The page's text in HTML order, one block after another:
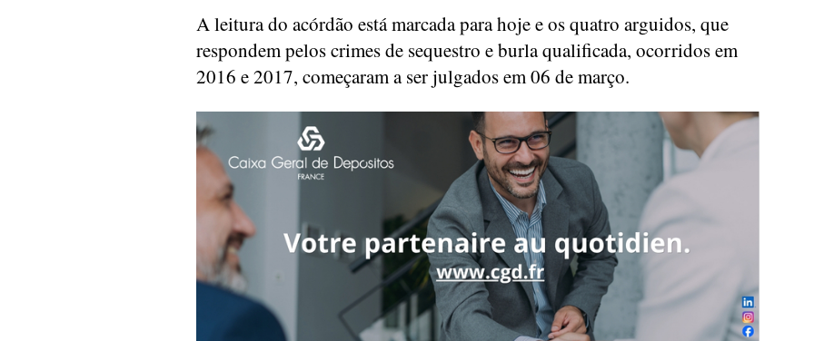
A leitura do acórdão está marcada para hoje e os quatro arguidos, que
respondem pelos crimes de sequestro e burla qualificada, ocorridos em
2016 e 2017, começaram a ser julgados em 06 de março.